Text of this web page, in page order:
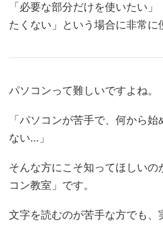
「必要な部分だけを使いたい
たくない」という場合に非常に
パソコンって難しいですよね。
「パソコンが苦手で、何から
ない…」
そんな方にこそ知ってほしいの
コン教室」です。
文字を読むのが苦手な方でも、